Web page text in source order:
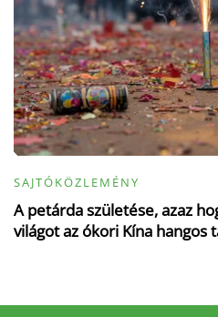
SAJTÓKÖZLEMÉNY
A petárda születése, azaz
világot az ókori Kína hangos